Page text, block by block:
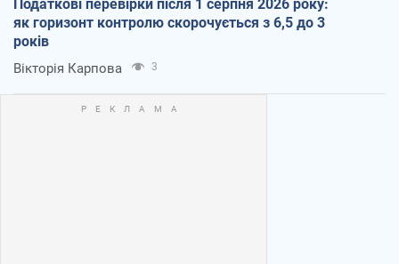
Податкові перевірки після 1 серпня 2026 року:
як горизонт контролю скорочується з 6,5 до 3
років
Вікторія Карпова 3